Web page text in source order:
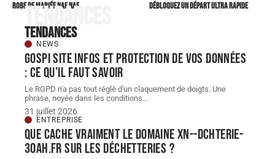
robe de mariée Naf Naf
débloquez un départ ultra rapide
Tendances
Tendances
NEWS
Gospi site infos et protection de vos données
: ce qu’il faut savoir
Le RGPD n'a pas tout réglé d'un claquement de doigts. Une
phrase, noyée dans les conditions…
31 juillet 2026
ENTREPRISE
Que cache vraiment le domaine xn--dchterie-
30ah.fr sur les déchetteries ?